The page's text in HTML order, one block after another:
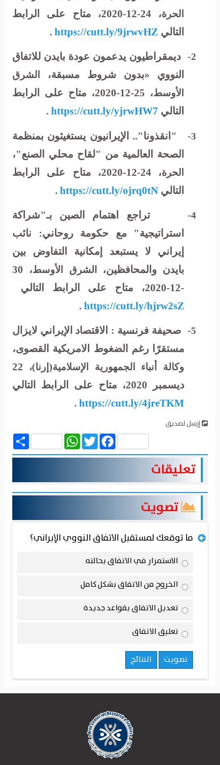
الحرة
، 24-12-2020، متاح على الرابط
التالي https://cutt.ly/9jrwvHZ
.
2-
ديمقراطيون يدعمون عودة بايدن للاتفاق
النووي «بدون شروط مسبقة،
الشرق
الأوسط
، 25-12-2020، متاح على الرابط
التالي https://cutt.ly/yjrwHW7
.
3-
"انقذونا".. الإيرانيون يستغيثون بمنظمة
الصحة العالمية من "لقاح محلي الصنع"،
الحرة
، 24-12-2020، متاح على الرابط
التالي https://cutt.ly/ojrq0tN
.
4-
تراجع اهتمام الصين بـ"شراكة
استراتيجية" مع حكومة روحاني: نائب
إيراني لا يستبعد إمكانية التفاوض بين
بايدن والمحافظين،
الشرق الأوسط
، 30
-12-2020، متاح على الرابط التالي
https://cutt.ly/hjrw2sZ
.
5-
صحيفة فرنسية : الاقتصاد الإيراني لايزال
مستقرًا رغم الضغوط الامريكية القصوى،
وكالة أنباء الجمهورية الإسلامية(إرنا)، 22
ديسمبر 2020، متاح على الرابط التالي
https://cutt.ly/4jreTKM
.
إرسل لصديق
Share
WhatsAppTwitter Facebook
تعليقات
تصويت
ما توقعك لمستقبل الاتفاق النووي الإيراني؟
الاستمرار في الاتفاق بحالته
الخروج من الاتفاق بشكل كامل
تعديل الاتفاق بقواعد جديدة
تعليق الاتفاق
تصويت النتائج